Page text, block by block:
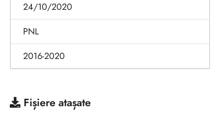
24/10/2020
PNL
2016-2020
Fișiere atașate